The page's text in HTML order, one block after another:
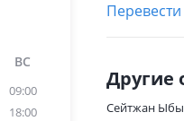
ВС
09:00
18:00
Перевести
Другие
Сейтжан